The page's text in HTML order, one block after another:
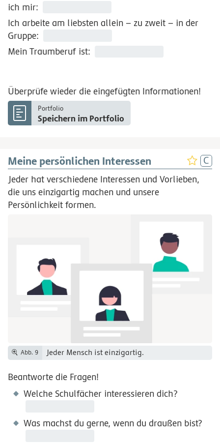
ich mir:
Ich arbeite am liebsten allein – zu zweit – in der
Gruppe:
Mein Traumberuf ist:
Überprüfe wieder die eingefügten Informationen!
Portfolio
Speichern im Portfolio
Meine persönlichen Interessen
Jeder hat verschiedene Interessen und Vorlieben,
die uns einzigartig machen und unsere
Persönlichkeit formen.
Abb. 9 Jeder Mensch ist einzigartig.
Beantworte die Fragen!
Welche Schulfächer interessieren dich?
Was machst du gerne, wenn du draußen bist?